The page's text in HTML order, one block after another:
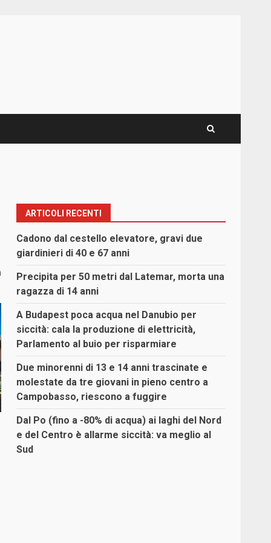
ARTICOLI RECENTI
Cadono dal cestello elevatore, gravi due
giardinieri di 40 e 67 anni
Precipita per 50 metri dal Latemar, morta una
ragazza di 14 anni
A Budapest poca acqua nel Danubio per
siccità: cala la produzione di elettricità,
Parlamento al buio per risparmiare
Due minorenni di 13 e 14 anni trascinate e
molestate da tre giovani in pieno centro a
Campobasso, riescono a fuggire
Dal Po (fino a -80% di acqua) ai laghi del Nord
e del Centro è allarme siccità: va meglio al
Sud